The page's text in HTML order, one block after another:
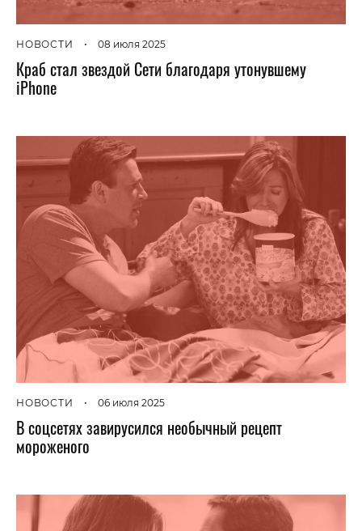
НОВОСТИ • 08 июля 2025
Краб стал звездой Сети благодаря утонувшему
iPhone
НОВОСТИ • 06 июля 2025
В соцсетях завирусился необычный рецепт
мороженого